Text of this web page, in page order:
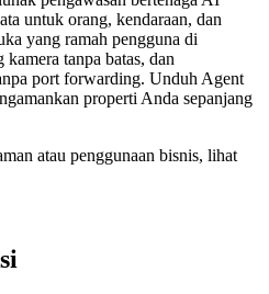
untuk orang, kendaraan, dan
yang ramah pengguna di
tanpa batas, dan
port forwarding. Unduh Agent
properti Anda sepanjang
atau penggunaan bisnis, lihat